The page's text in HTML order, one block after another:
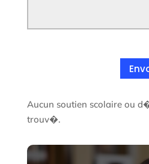
Aucun soutien scolaire ou
trouv�.